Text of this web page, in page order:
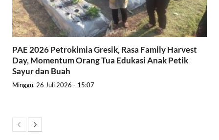
PAE 2026 Petrokimia Gresik, Rasa Family Harvest
Day, Momentum Orang Tua Edukasi Anak Petik
Sayur dan Buah
Minggu, 26 Juli 2026 - 15:07